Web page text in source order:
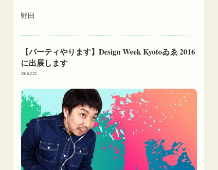
野田
【パーティやります】Design Week Kyotoゐゑ 2016
に出展します
2016.2.22